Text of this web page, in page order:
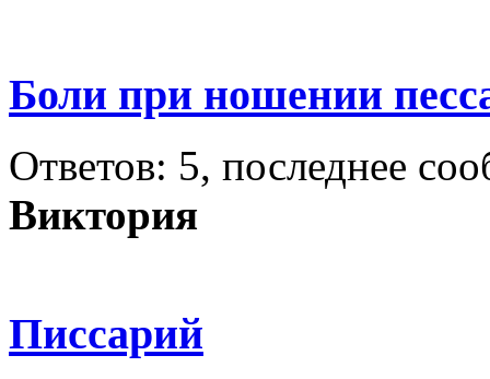
Боли при ношении
Ответов: 5, последнее
Виктория
Писсарий